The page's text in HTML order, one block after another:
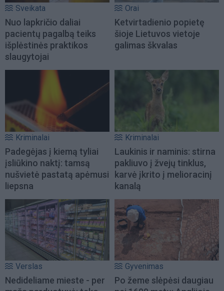
Sveikata
Nuo lapkričio daliai
pacientų pagalbą teiks
išplėstinės praktikos
slaugytojai
Orai
Ketvirtadienio popietę
šioje Lietuvos vietoje
galimas škvalas
Kriminalai
Padegėjas į kiemą tyliai
įsliūkino naktį: tamsą
nušvietė pastatą apėmusi
liepsna
Kriminalai
Laukinis ir naminis: stirna
pakliuvo į žvejų tinklus,
karvė įkrito į melioracinį
kanalą
Verslas
Nedideliame mieste - per
Gyvenimas
Po žeme slėpėsi daugiau